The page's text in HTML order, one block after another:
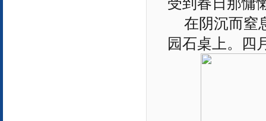
在阴沉而窒
园石桌上。四